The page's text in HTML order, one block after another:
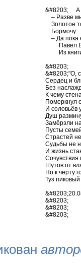
&#8203; А
– Разве
Золотое
Бормочу:
– Да пока
Павел
Из книги
&#8203;
&#8203;"О,
Сердец и
Без
К чему
Померкнул
И соловьёв
Душ
Замёрзли
Пусты
Страстей
Судьбы не
И жизнь
Шутов от
Но к чёрту
Туз
&#8203;
&#8203;
&#8203;